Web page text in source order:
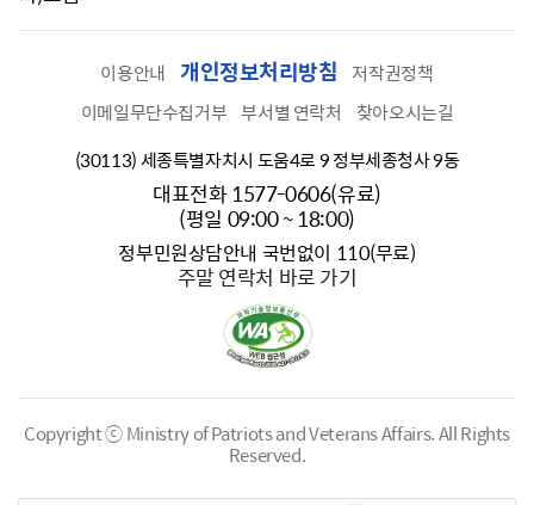
이용안내 개인정보처리방침
저작권정책
이메일무단수집거부 부서별 연락처
찾아오시는길
(30113) 세종특별자치시 도움4로 9 정부세종청사 9동
대표전화 1577-0606(유료)
(평일 09:00 ~ 18:00)
정부민원상담안내 국번없이 110(무료)
주말 연락처 바로 가기
Copyright ⓒ Ministry of Patriots and Veterans Affairs.All Rights
Reserved.